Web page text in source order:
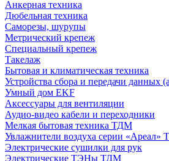
Анкерная техника
Дюбельная техника
Саморезы, шурупы
Метрический крепеж
Специальный крепеж
Такелаж
Бытовая и климатическая техника
Устройства сбора и передачи
Умный дом EKF
Аксессуары для вентиляции
Аудио-видео кабели и переходники
Мелкая бытовая техника ТДМ
Увлажнители воздуха серии «Ареал»
Электрические сушилки для рук
Электрические ТЭНы ТДМ